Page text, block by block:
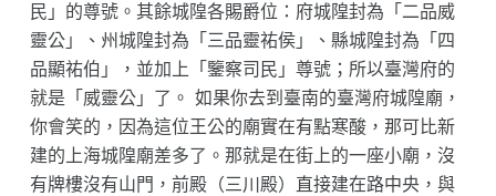
民」的尊號。其餘城隍各賜爵位：府城隍封為「二品威
靈公」、州城隍封為「三品靈祐侯」、縣城隍封為「四
品顯祐伯」，並加上「鑒察司民」尊號；所以臺灣府的
就是「威靈公」了。 如果你去到臺南的臺灣府城隍廟，
你會笑的，因為這位王公的廟實在有點寒酸，那可比新
建的上海城隍廟差多了。那就是在街上的一座小廟，沒
有牌樓沒有山門，前殿（三川殿）直接建在路中央，與